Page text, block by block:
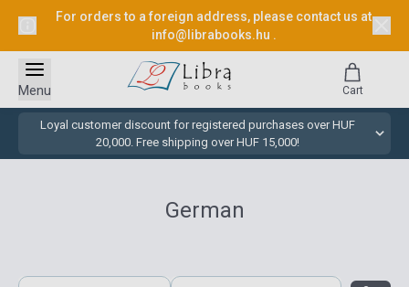
For orders to a foreign address, please contact us at
info@librabooks.hu .
Loyal customer discount for registered purchases over HUF
20,000. Free shipping over HUF 15,000!
Menu Cart
German